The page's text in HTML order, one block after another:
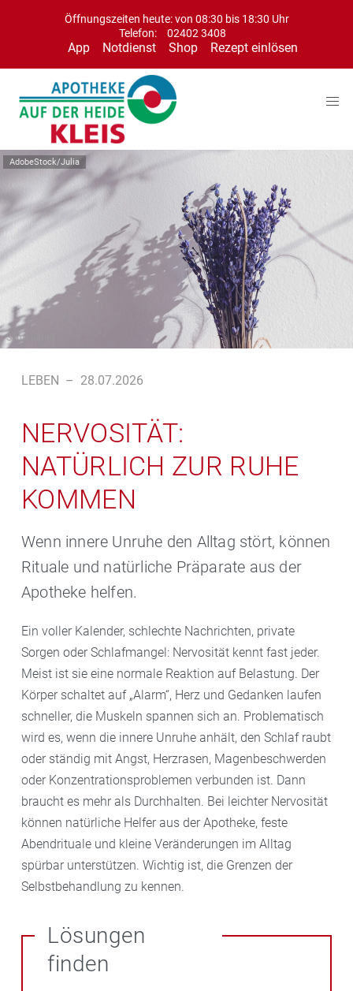
Öffnungszeiten heute: von 08:30 bis 18:30 Uhr
Telefon:
02402 3408
App Notdienst Shop Rezept einlösen
AdobeStock/Julia
Symbolbild
LEBEN – 28.07.2026
NERVOSITÄT:
NATÜRLICH ZUR RUHE
KOMMEN
Wenn innere Unruhe den Alltag stört, können
Rituale und natürliche Präparate aus der
Apotheke helfen.
Ein voller Kalender, schlechte Nachrichten, private
Sorgen oder Schlafmangel: Nervosität kennt fast jeder.
Meist ist sie eine normale Reaktion auf Belastung. Der
Körper schaltet auf „Alarm“, Herz und Gedanken laufen
schneller, die Muskeln spannen sich an. Problematisch
wird es, wenn die innere Unruhe anhält, den Schlaf raubt
oder ständig mit Angst, Herzrasen, Magenbeschwerden
oder Konzentrationsproblemen verbunden ist. Dann
braucht es mehr als Durchhalten. Bei leichter Nervosität
können natürliche Helfer aus der Apotheke, feste
Abendrituale und kleine Veränderungen im Alltag
spürbar unterstützen. Wichtig ist, die Grenzen der
Selbstbehandlung zu kennen.
Lösungen
finden